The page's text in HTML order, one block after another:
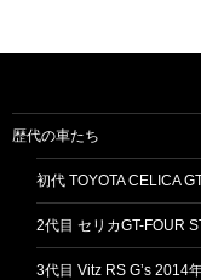
歴代の車たち
初代 TOYOTA CELICA
2代目 セリカGT-FOUR
3代目 Vitz RS G’s 2014